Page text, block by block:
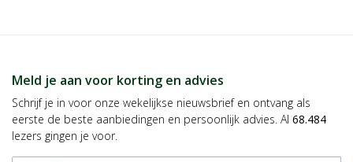
Meld je aan voor korting en advies
Schrijf je in voor onze wekelijkse nieuwsbrief en ontvang als
eerste de beste aanbiedingen en persoonlijk advies. Al 68.484
lezers gingen je voor.